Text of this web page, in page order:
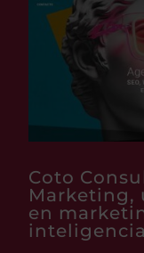
Coto
Marketing,
en